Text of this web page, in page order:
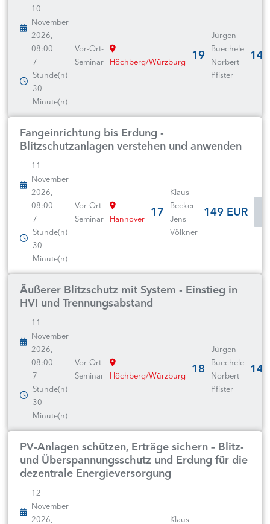
10
November
2026,
08:00
7
Stunde(n)
30
Minute(n)
Vor-Ort-
Seminar
Höchberg/Würzburg 19
Jürgen
Buechele
Norbert
Pfister
Fangeinrichtung bis Erdung -
Blitzschutzanlagen verstehen und anwenden
11
November
2026,
08:00
7
Stunde(n)
30
Minute(n)
Vor-Ort-
Seminar
Hannover 17
Klaus
Becker
Jens
Völkner
149 EUR
Äußerer Blitzschutz mit System - Einstieg in
HVI und Trennungsabstand
11
November
2026,
08:00
7
Stunde(n)
30
Minute(n)
Vor-Ort-
Seminar
Höchberg/Würzburg 18
Jürgen
Buechele
Norbert
Pfister
PV-Anlagen schützen, Erträge sichern – Blitz-
und Überspannungsschutz und Erdung für die
dezentrale Energieversorgung
12
November
2026,
Klaus